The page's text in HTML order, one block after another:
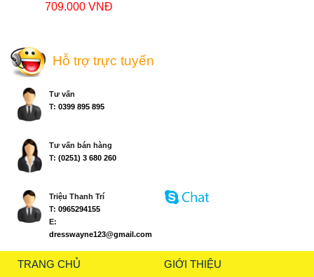
709.000 VNĐ
Hỗ trợ trực tuyến
Tư vấn
T: 0399 895 895
Tư vấn bán hàng
T: (0251) 3 680 260
Triệu Thanh Trí
T: 0965294155
E:
dresswayne123@gmail.com
TRANG CHỦ GIỚI THIỆU